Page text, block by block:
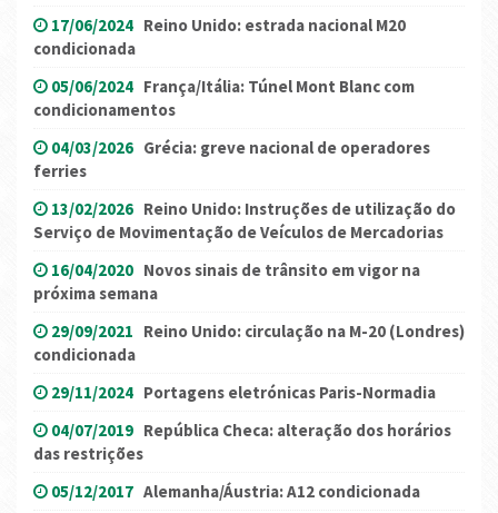
17/06/2024 Reino Unido: estrada nacional M20
condicionada
05/06/2024 França/Itália: Túnel Mont Blanc com
condicionamentos
04/03/2026 Grécia: greve nacional de operadores
ferries
13/02/2026 Reino Unido: Instruções de utilização do
Serviço de Movimentação de Veículos de Mercadorias
16/04/2020 Novos sinais de trânsito em vigor na
próxima semana
29/09/2021 Reino Unido: circulação na M-20 (Londres)
condicionada
29/11/2024 Portagens eletrónicas Paris-Normadia
04/07/2019 República Checa: alteração dos horários
das restrições
05/12/2017 Alemanha/Áustria: A12 condicionada